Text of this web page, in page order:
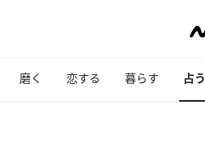
磨く 恋する 暮らす 占う